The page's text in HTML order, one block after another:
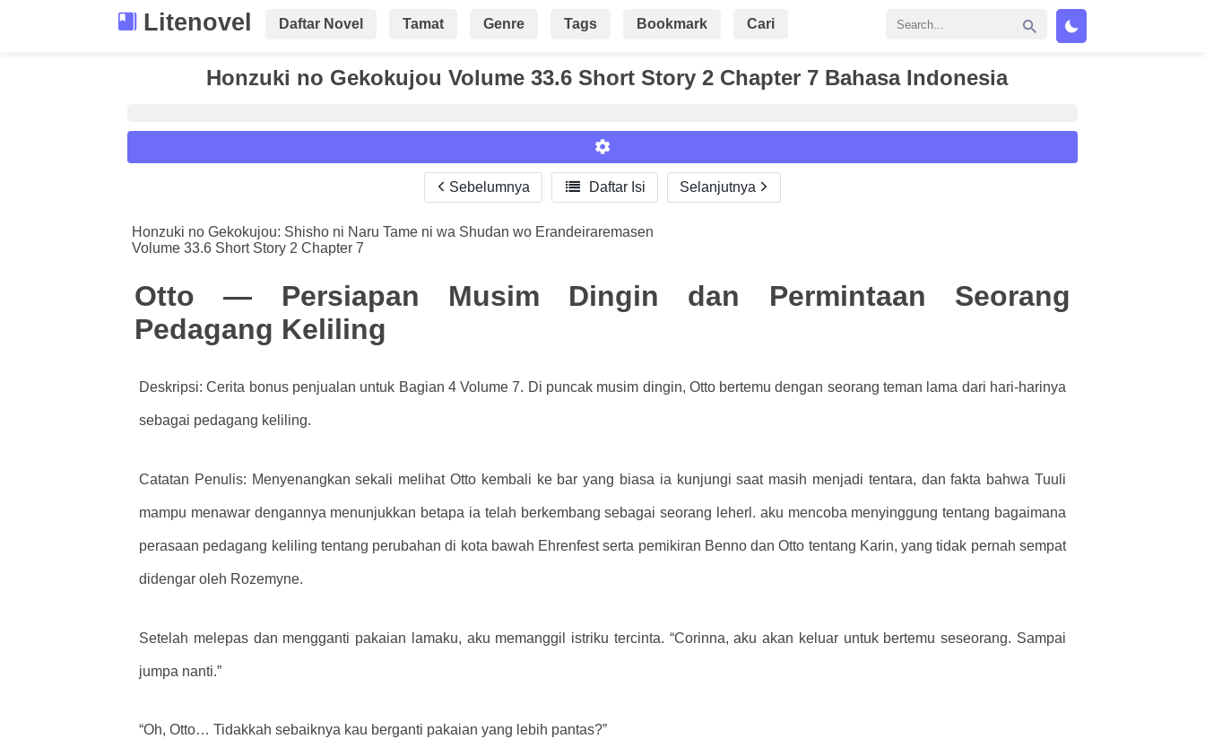
Litenovel Daftar Novel Tamat Genre Tags Bookmark Cari
Honzuki no Gekokujou Volume 33.6 Short Story 2 Chapter 7 Bahasa Indonesia
Font :
Titillium Web
Arial
Times New Roman
Size :
Sebelumnya  Daftar Isi Selanjutnya
Honzuki no Gekokujou: Shisho ni Naru Tame ni wa Shudan wo Erandeiraremasen
Volume 33.6 Short Story 2 Chapter 7
Otto — Persiapan Musim Dingin dan Permintaan Seorang
Pedagang Keliling
Deskripsi: Cerita bonus penjualan untuk Bagian 4 Volume 7. Di puncak musim dingin, Otto bertemu dengan seorang teman lama dari hari-harinya
sebagai pedagang keliling.
Catatan Penulis: Menyenangkan sekali melihat Otto kembali ke bar yang biasa ia kunjungi saat masih menjadi tentara, dan fakta bahwa Tuuli
mampu menawar dengannya menunjukkan betapa ia telah berkembang sebagai seorang leherl. aku mencoba menyinggung tentang bagaimana
perasaan pedagang keliling tentang perubahan di kota bawah Ehrenfest serta pemikiran Benno dan Otto tentang Karin, yang tidak pernah sempat
didengar oleh Rozemyne.
Setelah melepas dan mengganti pakaian lamaku, aku memanggil istriku tercinta. “Corinna, aku akan keluar untuk bertemu seseorang. Sampai
jumpa nanti.”
“Oh, Otto… Tidakkah sebaiknya kau berganti pakaian yang lebih pantas?”